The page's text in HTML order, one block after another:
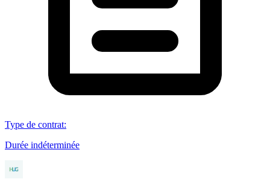
Type de contrat:
Durée indéterminée